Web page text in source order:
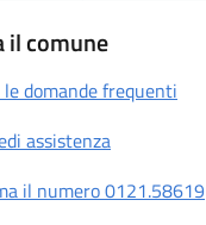
il comune
le domande frequenti
assistenza
il numero 0121.58619